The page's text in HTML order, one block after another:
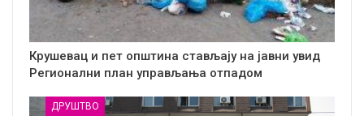
Крушевац и пет општина стављају на јавни увид
Регионални план управљања отпадом
ДРУШТВО